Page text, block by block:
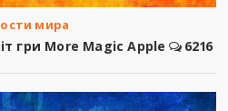
мира
гри More Magic Apple 6216